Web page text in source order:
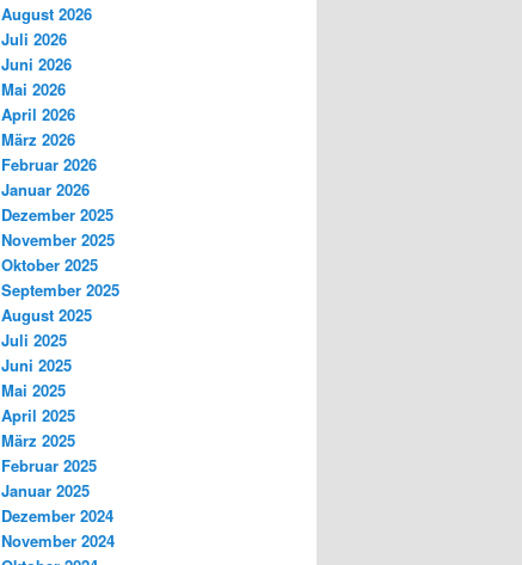
August 2026
Juli 2026
Juni 2026
Mai 2026
April 2026
März 2026
Februar 2026
Januar 2026
Dezember 2025
November 2025
Oktober 2025
September 2025
August 2025
Juli 2025
Juni 2025
Mai 2025
April 2025
März 2025
Februar 2025
Januar 2025
Dezember 2024
November 2024